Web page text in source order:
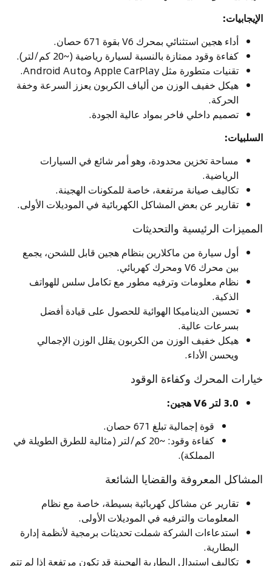
الإيجابيات:
أداء هجين استثنائي بمحرك V6 بقوة 671 حصان.
كفاءة وقود ممتازة بالنسبة لسيارة رياضية (~20 كم/لتر).
تقنيات متطورة مثل Apple CarPlay وAndroid Auto.
هيكل خفيف الوزن من ألياف الكربون يعزز السرعة وخفة
الحركة.
تصميم داخلي فاخر بمواد عالية الجودة.
السلبيات:
مساحة تخزين محدودة، وهو أمر شائع في السيارات
الرياضية.
تكاليف صيانة مرتفعة، خاصة للمكونات الهجينة.
تقارير عن بعض المشاكل الكهربائية في الموديلات الأولى.
المميزات الرئيسية والتحديثات
أول سيارة من ماكلارين بنظام هجين قابل للشحن، يجمع
بين محرك V6 ومحرك كهربائي.
نظام معلومات وترفيه مطور مع تكامل سلس للهواتف
الذكية.
تحسين الديناميكا الهوائية للحصول على قيادة أفضل
بسرعات عالية.
هيكل خفيف الوزن من الكربون يقلل الوزن الإجمالي
ويحسن الأداء.
خيارات المحرك وكفاءة الوقود
3.0 لتر V6 هجين:
قوة إجمالية تبلغ 671 حصان.
كفاءة وقود: ~20 كم/لتر (مثالية للطرق الطويلة في
المملكة).
المشاكل المعروفة والقضايا الشائعة
تقارير عن مشاكل كهربائية بسيطة، خاصة مع نظام
المعلومات والترفيه في الموديلات الأولى.
استدعاءات الشركة شملت تحديثات برمجية لأنظمة إدارة
البطارية.
تكاليف استبدال البطارية الهجينة قد تكون مرتفعة إذا لم تتم